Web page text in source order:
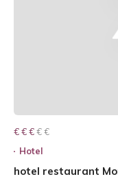
€ € € € €
€ € €
Hotel
hotel restaurant